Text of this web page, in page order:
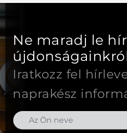
Ne maradj le
Iratkozz fel
naprakész